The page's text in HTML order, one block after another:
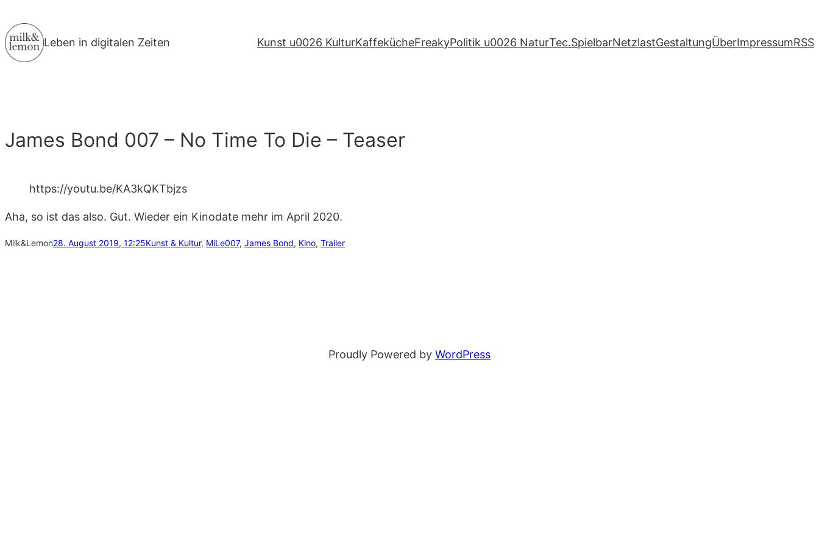
Inhalt
springenLeben in digitalen Zeiten Kunst u0026 KulturKaffekücheFreakyPolitik u0026 NaturTec.SpielbarNetzlastGestaltungÜberImpressumRSS
James Bond 007 – No Time To Die – Teaser
https://youtu.be/KA3kQKTbjzs
Aha, so ist das also. Gut. Wieder ein Kinodate mehr im April 2020.
Milk&Lemon28. August 2019, 12:25Kunst & Kultur, MiLe007, James Bond, Kino, Trailer
Proudly Powered by WordPress